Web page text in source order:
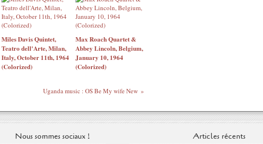
Miles Davis Quintet,
Teatro dell'Arte, Milan,
Italy, October 11th, 1964
(Colorized)
Max Roach Quartet &
Abbey Lincoln, Belgium,
January 10, 1964
(Colorized)
Uganda music : OS Be My wife New
Nous sommes sociaux ! Articles récents